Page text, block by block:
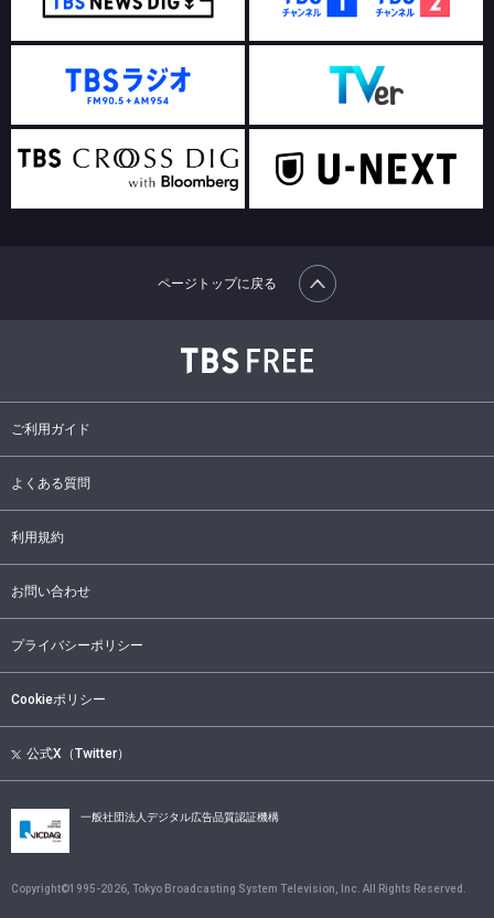
ご利用ガイド
よくある質問
利用規約
お問い合わせ
プライバシーポリシー
Cookieポリシー
公式X（Twitter）
ページトップに戻る
一般社団法人デジタル広告品質認証機構
Copyright©1995-2026 , Tokyo Broadcasting System Television, Inc. All Rights Reserved.